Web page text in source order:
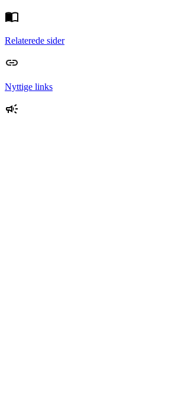
Relaterede sider
Nyttige links